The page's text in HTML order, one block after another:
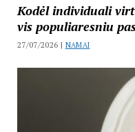
Kodėl individuali
vis populiaresniu
27/07/2026 | NAMAI